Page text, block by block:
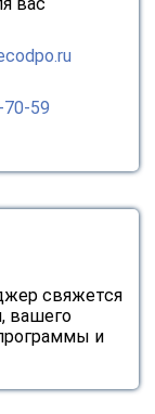
70-59
свяжется
вашего
и